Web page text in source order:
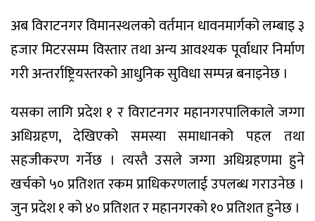
अब विराटनगर विमानस्थलको वर्तमान धावनमार्गको लम्बाइ ३
हजार मिटरसम्म विस्तार तथा अन्य आवश्यक पूर्वाधार निर्माण
गरी अन्तर्राष्ट्रियस्तरको आधुनिक सुविधा सम्पन्न बनाइनेछ ।
यसका लागि प्रदेश १ र विराटनगर महानगरपालिकाले जग्गा
अधिग्रहण, देखिएको समस्या समाधानको पहल तथा
सहजीकरण गर्नेछ । त्यस्तै उसले जग्गा अधिग्रहणमा हुने
खर्चको ५० प्रतिशत रकम प्राधिकरणलाई उपलब्ध गराउनेछ ।
जुन प्रदेश १ को ४० प्रतिशत र महानगरको १० प्रतिशत हुनेछ ।